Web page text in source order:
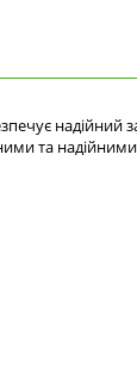
надійний
та